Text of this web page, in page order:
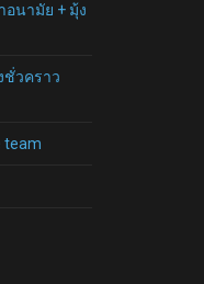
อนามัย + มุ้ง
วคราว
team